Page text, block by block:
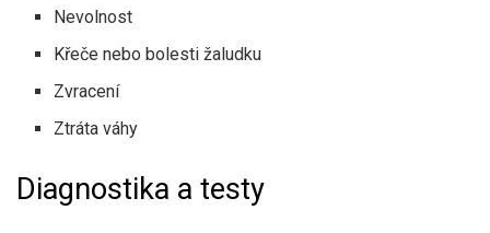
Nevolnost
Křeče nebo bolesti žaludku
Zvracení
Ztráta váhy
Diagnostika a testy